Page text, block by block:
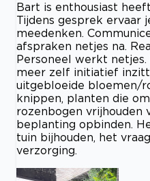
Bart is enthousiast
Tijdens gesprek ervaar
meedenken.
afspraken netjes na.
Personeel werkt
meer zelf initiatief
uitgebloeide bloemen/
knippen, planten die
rozenbogen vrijhouden
beplanting opbinden.
tuin bijhouden, het
verzorging.